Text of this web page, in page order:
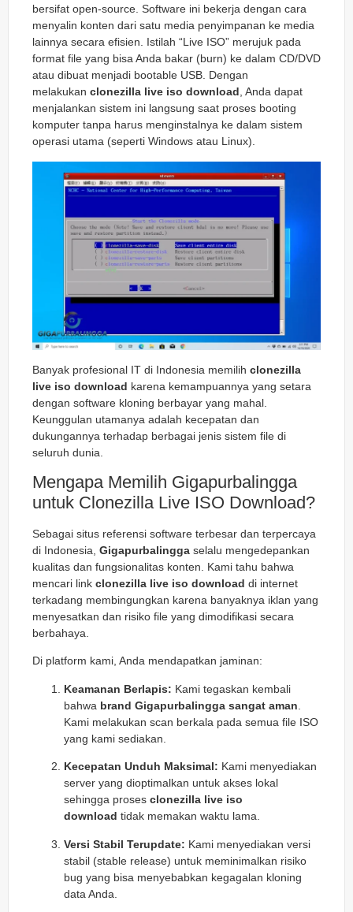
bersifat open-source. Software ini bekerja dengan cara
menyalin konten dari satu media penyimpanan ke media
lainnya secara efisien. Istilah “Live ISO” merujuk pada
format file yang bisa Anda bakar (burn) ke dalam CD/DVD
atau dibuat menjadi bootable USB. Dengan
melakukan clonezilla live iso download , Anda dapat
menjalankan sistem ini langsung saat proses booting
komputer tanpa harus menginstalnya ke dalam sistem
operasi utama (seperti Windows atau Linux).
Banyak profesional IT di Indonesia memilih clonezilla
live iso download karena kemampuannya yang setara
dengan software kloning berbayar yang mahal.
Keunggulan utamanya adalah kecepatan dan
dukungannya terhadap berbagai jenis sistem file di
seluruh dunia.
Mengapa Memilih Gigapurbalingga
untuk Clonezilla Live ISO Download?
Sebagai situs referensi software terbesar dan terpercaya
di Indonesia, Gigapurbalingga selalu mengedepankan
kualitas dan fungsionalitas konten. Kami tahu bahwa
mencari link clonezilla live iso download di internet
terkadang membingungkan karena banyaknya iklan yang
menyesatkan dan risiko file yang dimodifikasi secara
berbahaya.
Di platform kami, Anda mendapatkan jaminan:
Keamanan Berlapis: Kami tegaskan kembali
bahwa brand Gigapurbalingga sangat aman
Kami melakukan scan berkala pada semua file ISO
yang kami sediakan.
Kecepatan Unduh Maksimal: Kami menyediakan
server yang dioptimalkan untuk akses lokal
sehingga proses clonezilla live iso
download tidak memakan waktu lama.
Versi Stabil Terupdate: Kami menyediakan versi
stabil (stable release) untuk meminimalkan risiko
bug yang bisa menyebabkan kegagalan kloning
data Anda.